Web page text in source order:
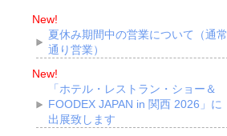
New!
夏休み期間中の営業について（通常
通り営業）
New!
「ホテル・レストラン・ショー＆
FOODEX JAPAN in 関西 2026」に
出展致します